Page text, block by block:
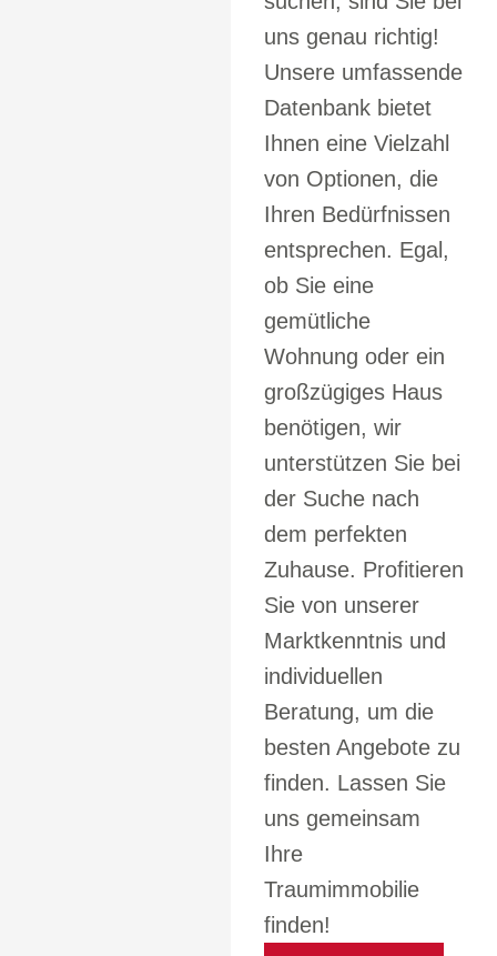
uns genau richtig!
Unsere umfassende
Datenbank bietet
Ihnen eine Vielzahl
von Optionen, die
Ihren Bedürfnissen
entsprechen. Egal,
ob Sie eine
gemütliche
Wohnung oder ein
großzügiges Haus
benötigen, wir
unterstützen Sie bei
der Suche nach
dem perfekten
Zuhause. Profitieren
Sie von unserer
Marktkenntnis und
individuellen
Beratung, um die
besten Angebote zu
finden. Lassen Sie
uns gemeinsam
Ihre
Traumimmobilie
finden!